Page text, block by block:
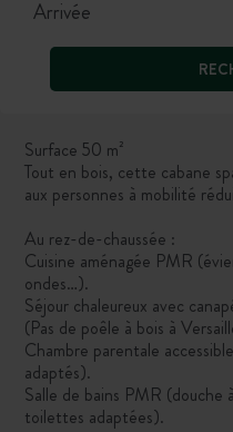
Surface 50 m²
Tout en bois, cette cabane
aux personnes à mobilité
Au rez-de-chaussée :
Cuisine aménagée PMR
ondes…).
Séjour chaleureux avec
(Pas de poêle à bois à
Chambre parentale
adaptés).
Salle de bains PMR (douche
toilettes adaptées).